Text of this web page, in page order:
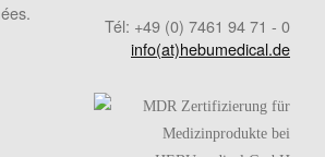
Tél: +49 (0) 7461 94 71 - 0
info(at)hebumedical.de